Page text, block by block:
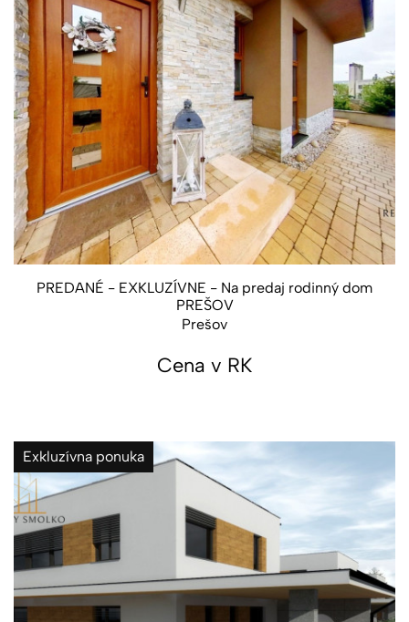
PREDANÉ - EXKLUZÍVNE - Na predaj rodinný dom
PREŠOV
Prešov
Cena v RK
Exkluzívna ponuka